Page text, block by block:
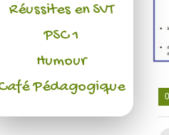
0
Réussites en SVT
PSC 1
Humour
Pédagogique